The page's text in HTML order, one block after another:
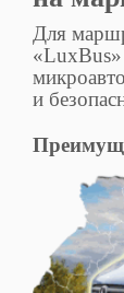
Для
«LuxBus»
и